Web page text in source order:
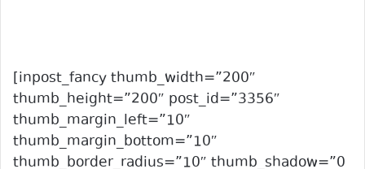
[inpost_fancy thumb_width=”200″
thumb_height=”200″ post_id=”3356″
thumb_margin_left=”10″
thumb_margin_bottom=”10″
thumb_border_radius=”10″ thumb_shadow=”0